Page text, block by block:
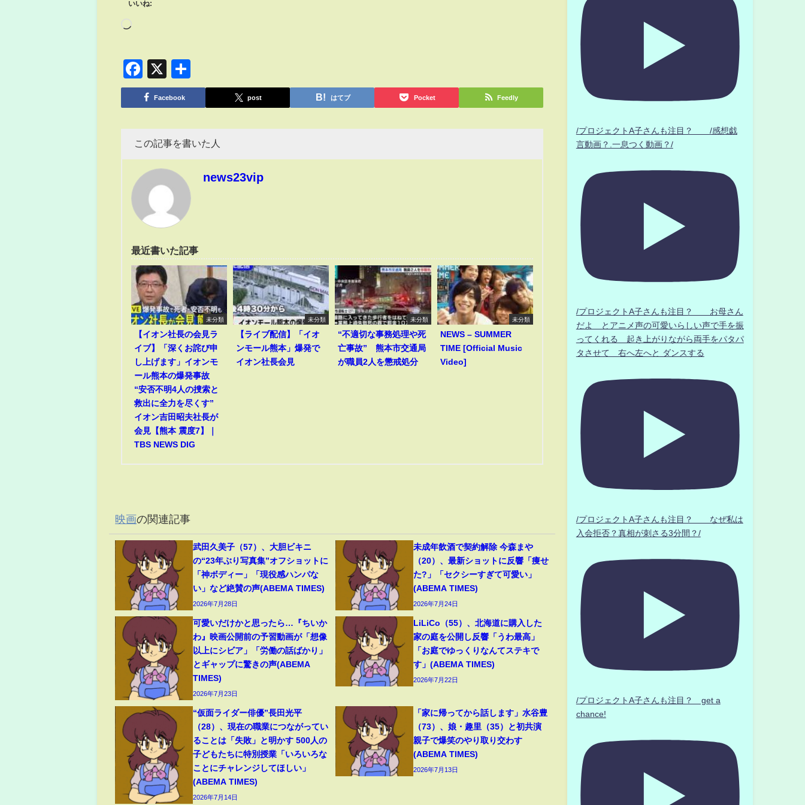
いいね:
Facebook
X
有
Facebook post はてブ Pocket Feedly
この記事を書いた人
news23vip
最近書いた記事
未分類
【イオン社長の会見ラ
イブ】「深くお詫び申
し上げます」イオンモ
ール熊本の爆発事故
“安否不明4人の捜索と
救出に全力を尽くす”
イオン吉田昭夫社長が
会見【熊本 震度7】｜
TBS NEWS DIG
未分類
【ライブ配信】「イオ
ンモール熊本」爆発で
イオン社長会見
未分類
“不適切な事務処理や死
亡事故” 熊本市交通局
が職員2人を懲戒処分
未分類
NEWS – SUMMER
TIME [Official Music
Video]
映画の関連記事
武田久美子（57）、大胆ビキニ
の“23年ぶり写真集”オフショットに
「神ボディー」「現役感ハンパな
い」など絶賛の声(ABEMA TIMES)
2026年7月28日
未成年飲酒で契約解除 今森まや
（20）、最新ショットに反響「痩せ
た?」「セクシーすぎて可愛い」
(ABEMA TIMES)
2026年7月24日
可愛いだけかと思ったら…『ちいか
わ』映画公開前の予習動画が「想像
以上にシビア」「労働の話ばかり」
とギャップに驚きの声(ABEMA
TIMES)
2026年7月23日
LiLiCo（55）、北海道に購入した
家の庭を公開し反響「うわ最高」
「お庭でゆっくりなんてステキで
す」(ABEMA TIMES)
2026年7月22日
“仮面ライダー俳優”長田光平
（28）、現在の職業につながってい
ることは「失敗」と明かす 500人の
子どもたちに特別授業「いろいろな
ことにチャレンジしてほしい」
(ABEMA TIMES)
2026年7月14日
「家に帰ってから話します」水谷豊
（73）、娘・趣里（35）と初共演
親子で爆笑のやり取り交わす
(ABEMA TIMES)
2026年7月13日
/プロジェクトA子さんも注目？ /感想戯
言動画？.一息つく動画？/
/プロジェクトA子さんも注目？ お母さん
だよ とアニメ声の可愛いらしい声で手を振
ってくれる 起き上がりながら両手をパタパ
タさせて 右へ左へと ダンスする
/プロジェクトA子さんも注目？ なぜ私は
入会拒否？真相が刺さる3分間？/
/プロジェクトA子さんも注目？ get a
chance!